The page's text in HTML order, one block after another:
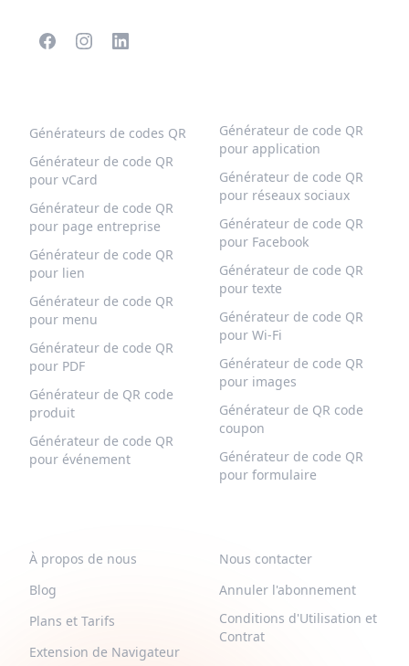
Générateurs de codes QR
Générateur de code QR
pour vCard
Générateur de code QR
pour page entreprise
Générateur de code QR
pour lien
Générateur de code QR
pour menu
Générateur de code QR
pour PDF
Générateur de QR code
produit
Générateur de code QR
pour événement
Générateur de code QR
pour application
Générateur de code QR
pour réseaux sociaux
Générateur de code QR
pour Facebook
Générateur de code QR
pour texte
Générateur de code QR
pour Wi-Fi
Générateur de code QR
pour images
Générateur de QR code
coupon
Générateur de code QR
pour formulaire
À propos de nous
Blog
Plans et Tarifs
Extension de Navigateur
Nous contacter
Annuler l'abonnement
Conditions d'Utilisation et
Contrat